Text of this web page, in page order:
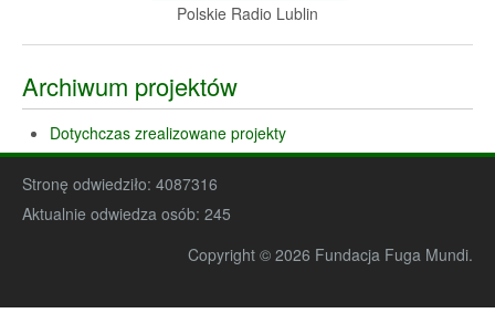
Polskie Radio Lublin
Archiwum projektów
Dotychczas zrealizowane projekty
Stronę odwiedziło: 4087316
Aktualnie odwiedza osób: 245
Copyright © 2026 Fundacja Fuga Mundi.